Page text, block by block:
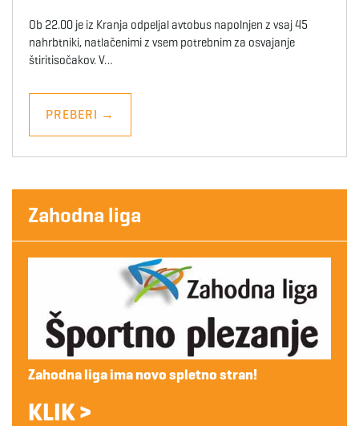
Ob 22.00 je iz Kranja odpeljal avtobus napolnjen z vsaj 45
nahrbtniki, natlačenimi z vsem potrebnim za osvajanje
štiritisočakov. V…
PREBERI →
Zahodna liga
Zahodna liga ima novo spletno stran!
KLIK >